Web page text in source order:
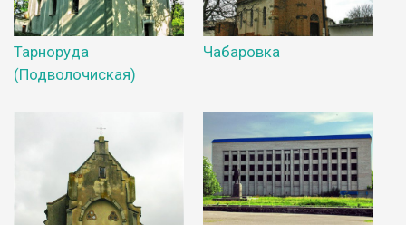
Тарноруда
(Подволочиская)
Чабаровка